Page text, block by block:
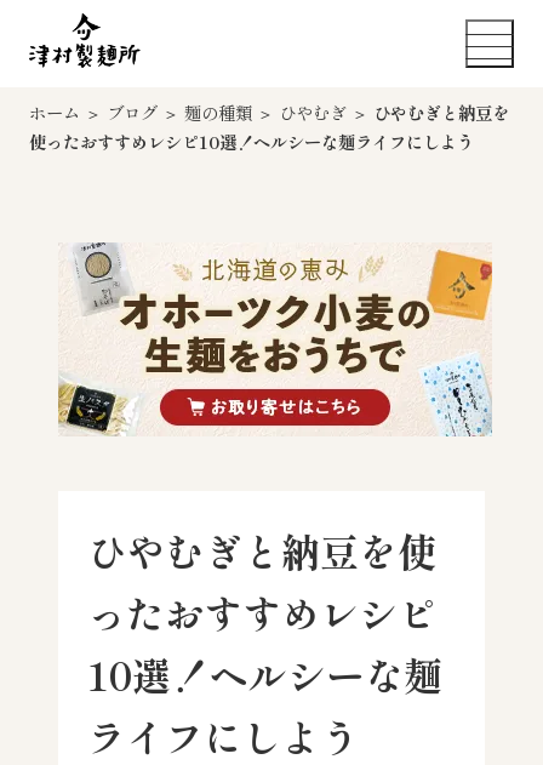
ホーム ＞ ブログ ＞ 麺の種類 ＞ ひやむぎ ＞ ひやむぎと納豆を
使ったおすすめレシピ10選！ヘルシーな麺ライフにしよう
ひやむぎと納豆を使
ったおすすめレシピ
10選！ヘルシーな麺
ライフにしよう